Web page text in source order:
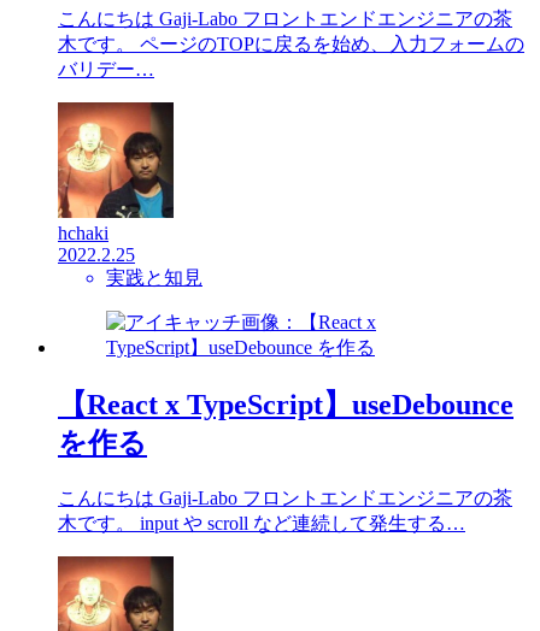
こんにちは Gaji-Labo フロントエンドエンジニアの茶
木です。 ページのTOPに戻るを始め、入力フォームの
バリデー…
hchaki
2022.2.25
実践と知見
【React x TypeScript】useDebounce
を作る
こんにちは Gaji-Labo フロントエンドエンジニアの茶
木です。 input や scroll など連続して発生する…